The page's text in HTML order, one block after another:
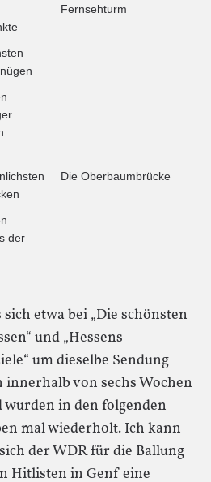
Fernsehturm
Die Oberbaumbrücke
der
etwa bei „Die schönsten
und „Hessens
um dieselbe Sendung
innerhalb von sechs Wochen
in den folgenden
mal wiederholt. Ich kann
der WDR für die Ballung
Hitlisten in Genf eine